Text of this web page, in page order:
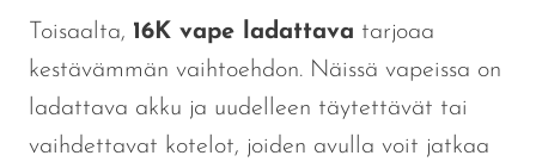
Toisaalta, 16K vape ladattava tarjoaa
kestävämmän vaihtoehdon. Näissä vapeissa on
ladattava akku ja uudelleen täytettävät tai
vaihdettavat kotelot, joiden avulla voit jatkaa